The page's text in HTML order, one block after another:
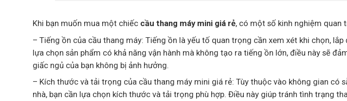
Khi bạn muốn mua một chiếc cầu thang máy mini giá rẻ, có một số kinh nghiệm quan
– Tiếng ồn của cầu thang máy: Tiếng ồn là yếu tố quan trọng cần xem xét khi chọn,
lựa chọn sản phẩm có khả năng vận hành mà không tạo ra tiếng ồn lớn, điều này sẽ
giấc ngủ của bạn không bị ảnh hưởng.
– Kích thước và tải trọng của cầu thang máy mini giá rẻ: Tùy thuộc vào không gian có
nhà, bạn cần lựa chọn kích thước và tải trọng phù hợp. Điều này giúp tránh tình trạng